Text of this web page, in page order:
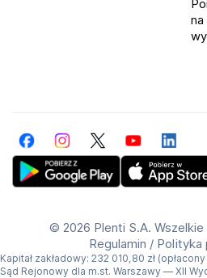
na
FacebookInstagramTwitterYouTube
© 2026 Plenti S.A.
Regulamin / Polityka
Kapitał zakładowy: 232 010,80 zł
Sąd Rejonowy dla m.st. Warszawy — XII